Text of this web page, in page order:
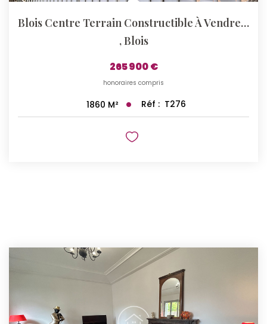
Blois Centre Terrain Constructible À Vendre ? 1 870 M²
,Blois
265 900 €
honoraires compris
1860 M² Réf : T276